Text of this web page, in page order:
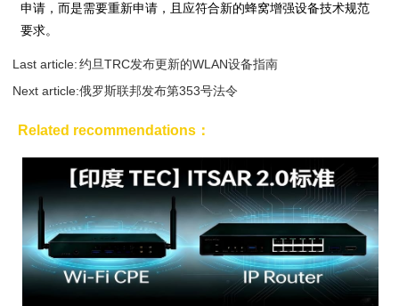
申请，而是需要重新申请，且应符合新的蜂窝增强设备技术规范
要求。
Last article: 约旦TRC发布更新的WLAN设备指南
Next article:俄罗斯联邦发布第353号法令
Related recommendations：